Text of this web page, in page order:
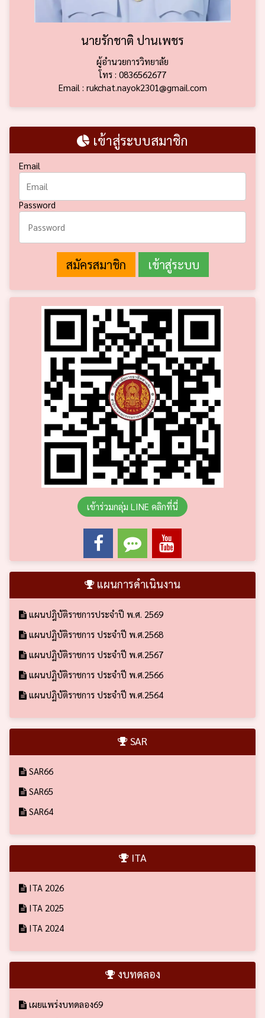
นายรักชาติ ปานเพชร
ผู้อำนวยการวิทยาลัย
โทร : 0836562677
Email : rukchat.nayok2301@gmail.com
เข้าสู่ระบบสมาชิก
Email
Password
สมัครสมาชิก
เข้าร่วมกลุ่ม LINE คลิกที่นี่
แผนการดำเนินงาน
แผนปฎิบัติราชการประจำปี พ.ศ. 2569
แผนปฏิบัติราชการ ประจำปี พ.ศ.2568
แผนปฏิบัติราชการ ประจำปี พ.ศ.2567
แผนปฏิบัติราชการ ประจำปี พ.ศ.2566
แผนปฏิบัติราชการ ประจำปี พ.ศ.2564
SAR
SAR66
SAR65
SAR64
ITA
ITA 2026
ITA 2025
ITA 2024
งบทดลอง
เผยแพร่งบทดลอง69